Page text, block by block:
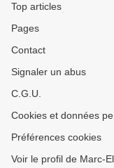
Top articles
Pages
Contact
Signaler un abus
C.G.U.
Cookies et données
Préférences cookies
Voir le profil de Marc-